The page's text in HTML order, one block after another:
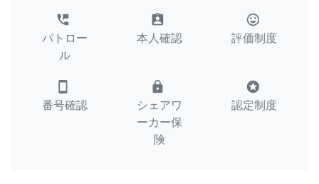
perm_phone_msg
パトロー
ル
assignment_ind
本人確認
tag_faces
評価制度
smartphone
番号確認
lock
シェアワ
ーカー保
険
stars
認定制度